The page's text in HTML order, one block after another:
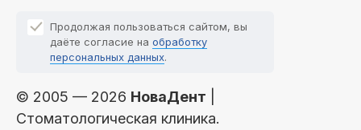
Продолжая пользоваться сайтом, вы
даёте согласие на обработку
персональных данных.
© 2005 — 2026 НоваДент
Стоматологическая клиника.